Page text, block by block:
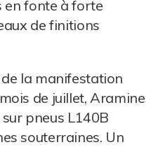
en fonte à forte
de finitions
la manifestation
de juillet, Aramine
pneus L140B
souterraines. Un